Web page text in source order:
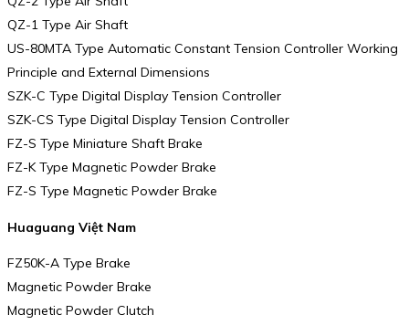
QZ-1 Type Air Shaft
US-80MTA Type Automatic Constant Tension Controller Working
Principle and External Dimensions
SZK-C Type Digital Display Tension Controller
SZK-CS Type Digital Display Tension Controller
FZ-S Type Miniature Shaft Brake
FZ-K Type Magnetic Powder Brake
FZ-S Type Magnetic Powder Brake
Huaguang Việt Nam
FZ50K-A Type Brake
Magnetic Powder Brake
Magnetic Powder Clutch